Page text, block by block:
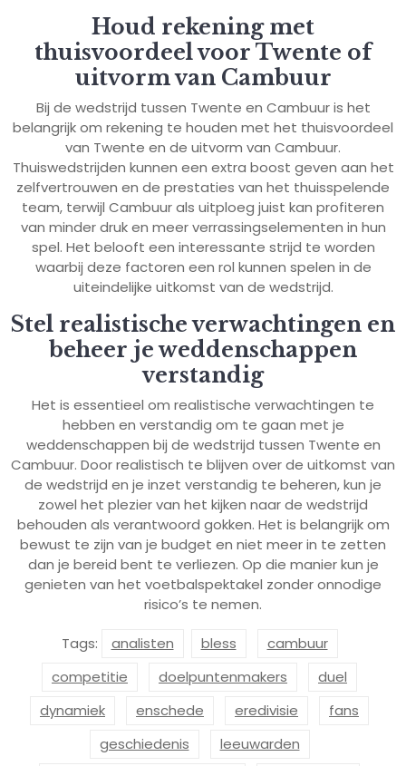
Houd rekening met
thuisvoordeel voor Twente of
uitvorm van Cambuur
Bij de wedstrijd tussen Twente en Cambuur is het
belangrijk om rekening te houden met het thuisvoordeel
van Twente en de uitvorm van Cambuur.
Thuiswedstrijden kunnen een extra boost geven aan het
zelfvertrouwen en de prestaties van het thuisspelende
team, terwijl Cambuur als uitploeg juist kan profiteren
van minder druk en meer verrassingselementen in hun
spel. Het belooft een interessante strijd te worden
waarbij deze factoren een rol kunnen spelen in de
uiteindelijke uitkomst van de wedstrijd.
Stel realistische verwachtingen en
beheer je weddenschappen
verstandig
Het is essentieel om realistische verwachtingen te
hebben en verstandig om te gaan met je
weddenschappen bij de wedstrijd tussen Twente en
Cambuur. Door realistisch te blijven over de uitkomst van
de wedstrijd en je inzet verstandig te beheren, kun je
zowel het plezier van het kijken naar de wedstrijd
behouden als verantwoord gokken. Het is belangrijk om
bewust te zijn van je budget en niet meer in te zetten
dan je bereid bent te verliezen. Op die manier kun je
genieten van het voetbalspektakel zonder onnodige
risico’s te nemen.
Tags: analisten bless
cambuur
competitie
doelpuntenmakers
duel
dynamiek
enschede eredivisie
fans
geschiedenis
leeuwarden